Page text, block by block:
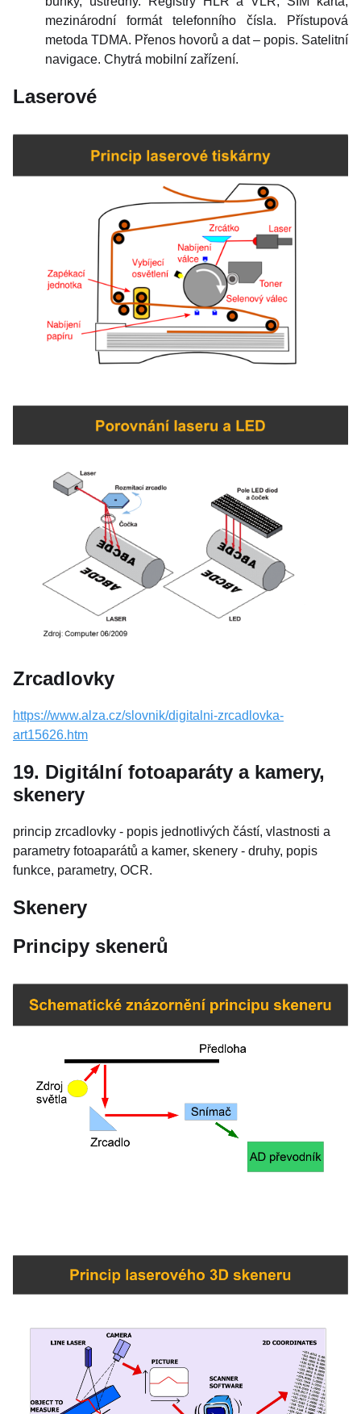
mezinárodní formát telefonního čísla. Přístupová
metoda TDMA. Přenos hovorů a dat – popis. Satelitní
navigace. Chytrá mobilní zařízení.
Laserové
Zrcadlovky
https://www.alza.cz/slovnik/digitalni-zrcadlovka-
art15626.htm
19. Digitální fotoaparáty a kamery,
skenery
princip zrcadlovky - popis jednotlivých částí, vlastnosti a
parametry fotoaparátů a kamer, skenery - druhy, popis
funkce, parametry, OCR.
Skenery
Principy skenerů